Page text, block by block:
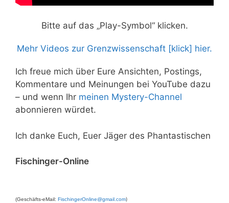
Bitte auf das „Play-Symbol“ klicken.
Mehr Videos zur Grenzwissenschaft [klick] hier.
Ich freue mich über Eure Ansichten, Postings,
Kommentare und Meinungen bei YouTube dazu
– und wenn Ihr meinen Mystery-Channel
abonnieren würdet.
Ich danke Euch, Euer Jäger des Phantastischen
Fischinger-Online
(Geschäfts-eMail: FischingerOnline@gmail.com)